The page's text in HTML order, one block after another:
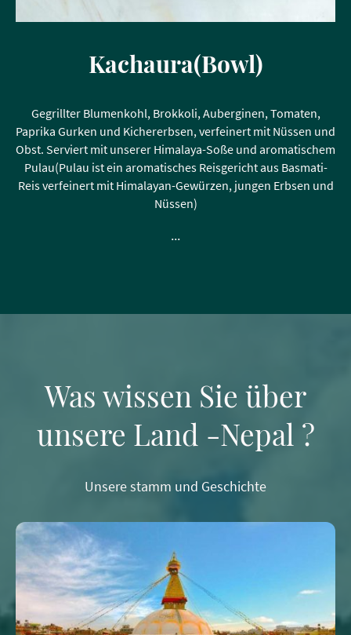
Kachaura(Bowl)
Gegrillter Blumenkohl, Brokkoli, Auberginen, Tomaten,
Paprika Gurken und Kichererbsen, verfeinert mit Nüssen und
Obst. Serviert mit unserer Himalaya-Soße und aromatischem
Pulau(Pulau ist ein aromatisches Reisgericht aus Basmati-
Reis verfeinert mit Himalayan-Gewürzen, jungen Erbsen und
Nüssen)
...
Was wissen Sie über
unsere Land -Nepal ?
Unsere stamm und Geschichte